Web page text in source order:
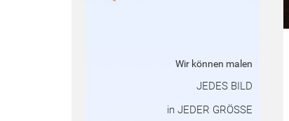
Wir können malen
JEDES BILD
in JEDER GRÖSSE